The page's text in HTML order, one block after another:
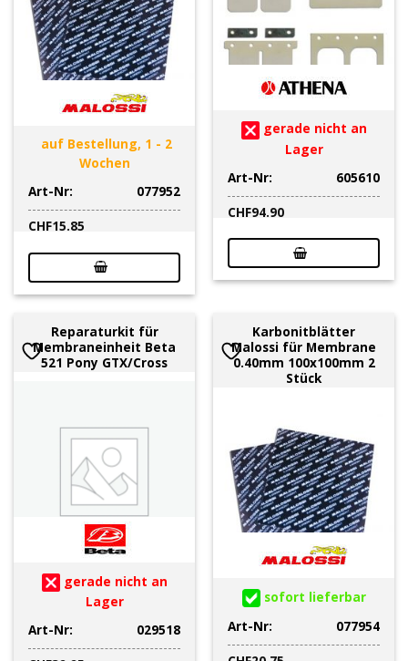
auf Bestellung, 1 - 2
Wochen
Art-Nr:
077952
CHF15.85
gerade nicht an
Lager
Art-Nr:
605610
CHF94.90
Reparaturkit für
Membraneinheit Beta
521 Pony GTX/Cross
gerade nicht an
Lager
Art-Nr:
029518
Karbonitblätter
Malossi für Membrane
0.40mm 100x100mm 2
Stück
sofort lieferbar
Art-Nr:
077954